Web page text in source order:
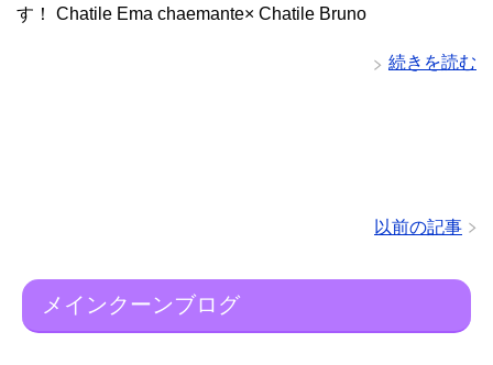
す！ Chatile Ema chaemante× Chatile Bruno
続きを読む
以前の記事
メインクーンブログ